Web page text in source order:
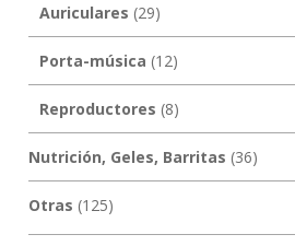
Auriculares (29)
Porta-música (12)
Reproductores (8)
Nutrición, Geles, Barritas (36)
Otras (125)